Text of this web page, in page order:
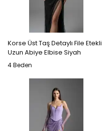
Korse Üst Taş Detaylı File Etekli
Uzun Abiye Elbise Siyah
4 Beden